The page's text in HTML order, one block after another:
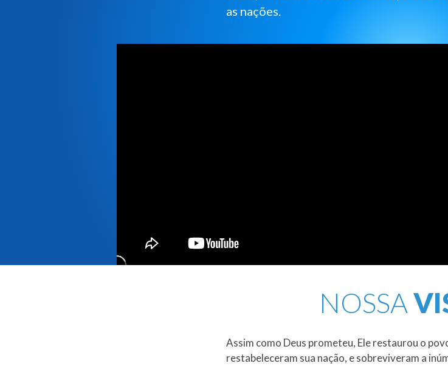
as nações.
NOSSA
Assim como Deus prometeu, Ele restaurou o
restabeleceram sua nação, e sobreviveram a